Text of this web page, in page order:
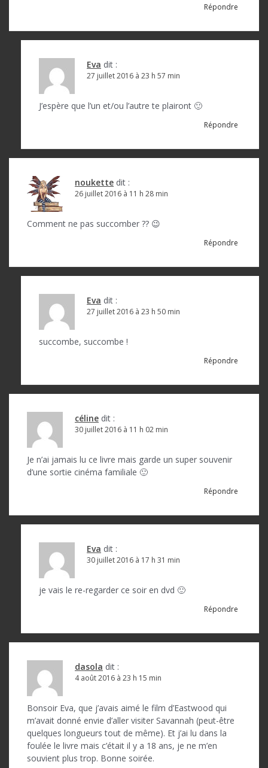
Répondre
Eva dit :
27 juillet 2016 à 23 h 57 min
J’espère que l’un et/ou l’autre te plairont 🙂
Répondre
noukette dit :
26 juillet 2016 à 11 h 28 min
Comment ne pas succomber ?? 😉
Répondre
Eva dit :
27 juillet 2016 à 23 h 50 min
succombe, succombe !
Répondre
céline dit :
30 juillet 2016 à 11 h 02 min
Je n’ai jamais lu ce livre mais garde un super souvenir
d’une sortie cinéma familiale 🙂
Répondre
Eva dit :
30 juillet 2016 à 17 h 31 min
je vais le re-regarder ce soir en dvd 🙂
Répondre
dasola dit :
4 août 2016 à 23 h 15 min
Bonsoir Eva, que j’avais aimé le film d’Eastwood qui
m’avait donné envie d’aller visiter Savannah (peut-être
quelques longueurs tout de même). Et j’ai lu dans la
foulée le livre mais c’était il y a 18 ans, je ne m’en
souvient plus trop. Bonne soirée.